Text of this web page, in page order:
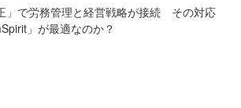
」で労務管理と経営戦略が接続 その対応
」が最適なのか？